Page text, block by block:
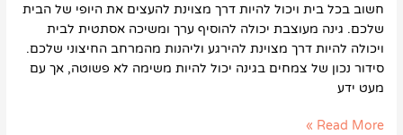
חשוב בכל בית ויכול להיות דרך מצוינת להעצים את היופי של הבית
שלכם. גינה מעוצבת יכולה להוסיף ערך ומשיכה אסתטית לבית
ויכולה להיות דרך מצוינת להירגע וליהנות מהמרחב החיצוני שלכם.
סידור נכון של צמחים בגינה יכול להיות משימה לא פשוטה, אך עם
מעט ידע
Read More »